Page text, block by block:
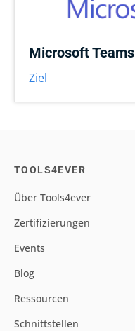
Microsoft Teams
Ziel
TOOLS4EVER
Über Tools4ever
Zertifizierungen
Events
Blog
Ressourcen
Schnittstellen